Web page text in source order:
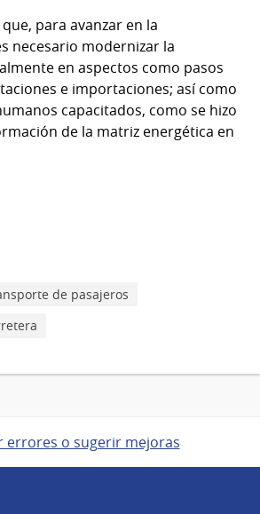
para avanzar en la
necesario modernizar la
en aspectos como pasos
e importaciones; así como
capacitados, como se hizo
de la matriz energética en
de pasajeros
errores o sugerir mejoras